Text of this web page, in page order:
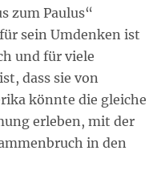
zum Paulus“
sein Umdenken ist
und für viele
dass sie von
könnte die gleiche
erleben, mit der
in den